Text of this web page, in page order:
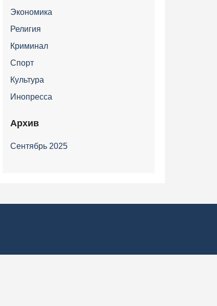
Экономика
Религия
Криминал
Спорт
Культура
Инопресса
Архив
Сентябрь 2025